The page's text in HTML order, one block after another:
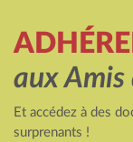
aux
Et accédez à des
surprenants !